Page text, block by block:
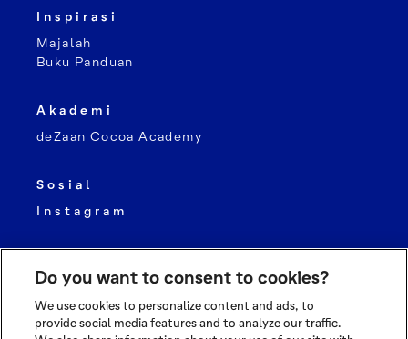
Inspirasi
Majalah
Buku Panduan
Akademi
deZaan Cocoa Academy
Sosial
Instagram
Do you want to consent to cookies?
We use cookies to personalize content and ads, to
provide social media features and to analyze our traffic.